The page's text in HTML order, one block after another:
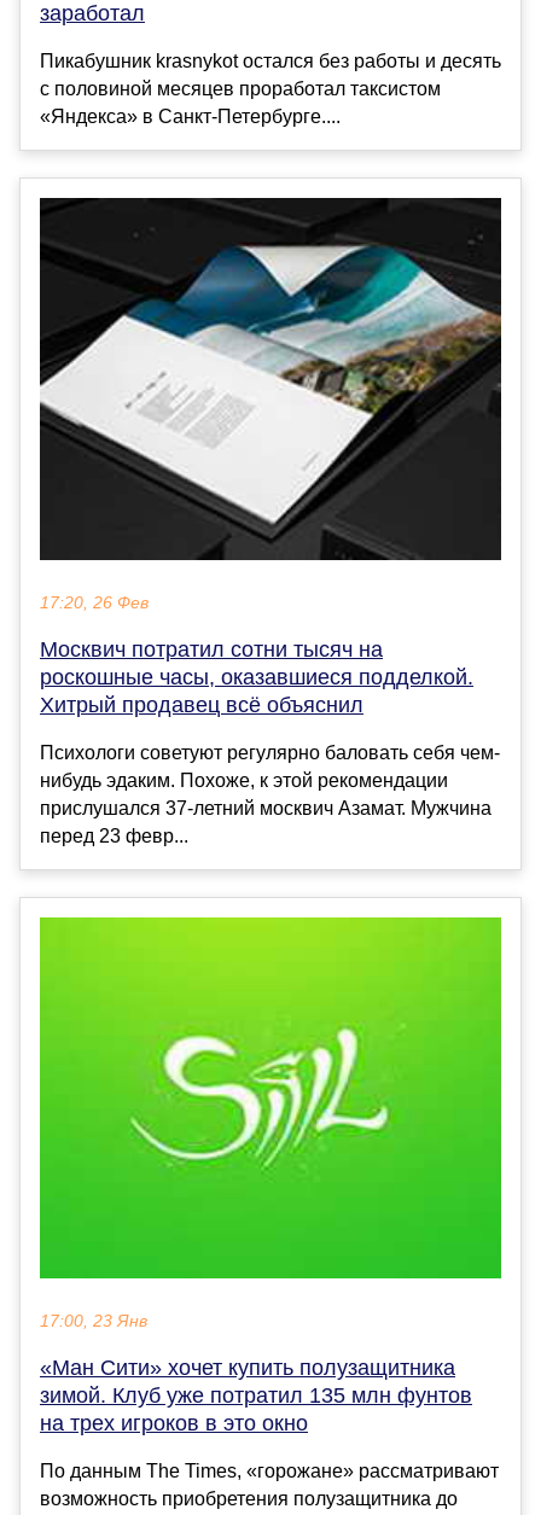
заработал
Пикабушник krasnykot остался без работы и десять
с половиной месяцев проработал таксистом
«Яндекса» в Санкт-Петербурге....
17:20, 26 Фев
Москвич потратил сотни тысяч на
роскошные часы, оказавшиеся подделкой.
Хитрый продавец всё объяснил
Психологи советуют регулярно баловать себя чем-
нибудь эдаким. Похоже, к этой рекомендации
прислушался 37-летний москвич Азамат. Мужчина
перед 23 февр...
17:00, 23 Янв
«Ман Сити» хочет купить полузащитника
зимой. Клуб уже потратил 135 млн фунтов
на трех игроков в это окно
По данным The Times, «горожане» рассматривают
возможность приобретения полузащитника до